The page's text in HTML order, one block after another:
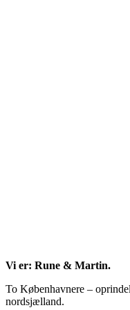
Vi er: Rune & Martin.
To Københavnere –
nordsjælland.